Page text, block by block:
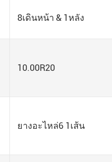
8เดินหน้า & 1หลัง
10.00R20
ยางอะไหล่6 1เส้น